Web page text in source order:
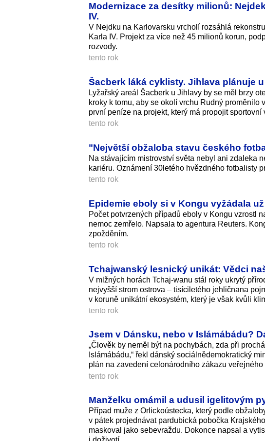
Modernizace za desítky milionů:
IV.
V Nejdku na Karlovarsku vrcholí rozsáhlá
Karla IV. Projekt za více než 45 milionů korun,
rozvody.
tento rok
Šacberk láká cyklisty. Jihlava plánuje
Lyžařský areál Šacberk u Jihlavy by se měl brzy
kroky k tomu, aby se okolí vrchu Rudný
první peníze na projekt, který má propojit
tento rok
"Největší obžaloba stavu českého
Na stávajícím mistrovství světa nebyl ani zdaleka
kariéru. Oznámení 30letého hvězdného fotbalisty
tento rok
Epidemie eboly si v Kongu vyžádala
Počet potvrzených případů eboly v Kongu vzrostl
nemoc zemřelo. Napsala to agentura Reuters.
zpožděním.
tento rok
Tchajwanský lesnický unikát: Vědci
V mlžných horách Tchaj-wanu stál roky ukrytý
nejvyšší strom ostrova – tisíciletého jehličnana
v koruně unikátní ekosystém, který je však kvůli
tento rok
Jsem v Dánsku, nebo v Islámábádu?
„Člověk by neměl být na pochybách, zda při
Islámábádu,“ řekl dánský sociálnědemokra­tický
plán na zavedení celonárodního zákazu
tento rok
Manželku omámil a udusil igelitovým
Případ muže z Orlickoústecka, který podle
v pátek projednávat pardubická pobočka
maskoval jako sebevraždu. Dokonce napsal a